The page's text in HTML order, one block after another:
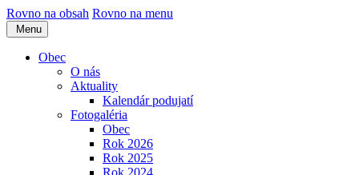
Rovno na obsah Rovno na menu
Menu
Obec
O nás
Aktuality
Kalendár podujatí
Fotogaléria
Obec
Rok 2026
Rok 2025
Rok 2024